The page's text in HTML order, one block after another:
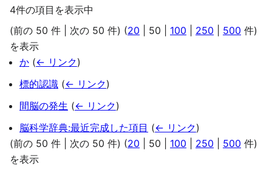
4件の項目を表示中
(前の 50 件 次の 50 件) (20 50 100 250 500 件)
を表示
か (← リンク)
標的認識 (← リンク)
間脳の発生 (← リンク)
脳科学辞典:最近完成した項目 (← リンク)
(前の 50 件 次の 50 件) (20 50 100 250 500 件)
を表示